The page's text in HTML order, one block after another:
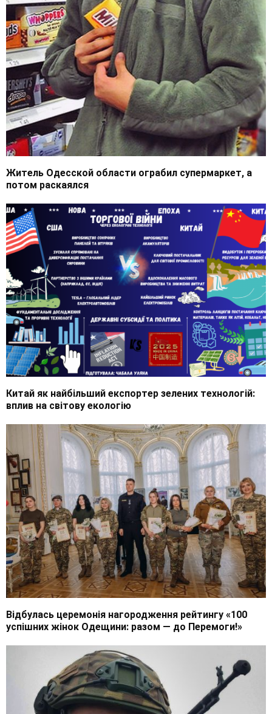
Житель Одесской области ограбил супермаркет, а
потом раскаялся
Китай як найбільший експортер зелених технологій:
вплив на світову екологію
Відбулась церемонія нагородження рейтингу «100
успішних жінок Одещини: разом — до Перемоги!»